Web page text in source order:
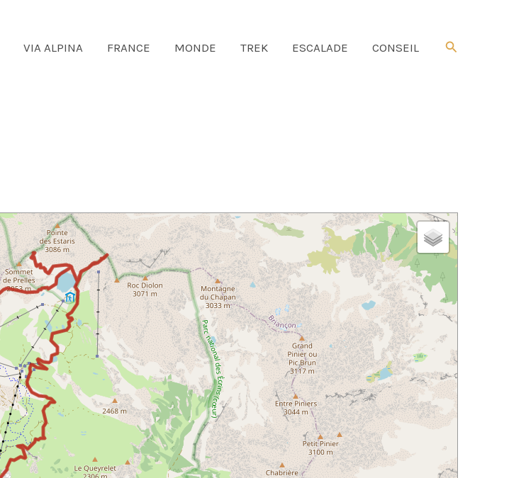
VIA ALPINA FRANCE MONDE TREK ESCALADE CONSEIL Rechercher